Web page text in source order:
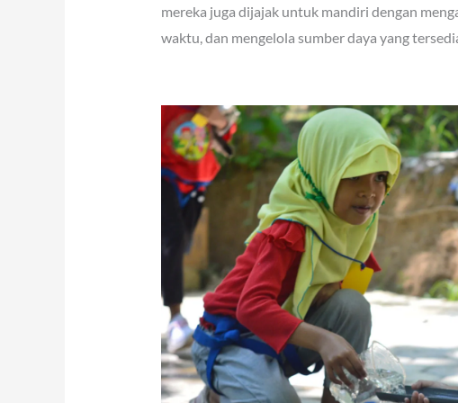
mereka juga dijajak untuk mandiri dengan
waktu, dan mengelola sumber daya yang